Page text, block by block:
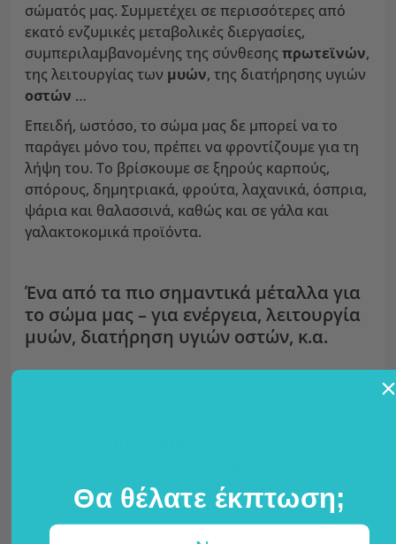
σώματός μας. Συμμετέχει σε περισσότερες από
εκατό ενζυμικές μεταβολικές διεργασίες,
συμπεριλαμβανομένης της σύνθεσης πρωτεϊνών,
της λειτουργίας των μυών, της διατήρησης υγιών
οστών …
Επειδή, ωστόσο, το σώμα μας δε μπορεί να το
παράγει μόνο του, πρέπει να φροντίζουμε για τη
λήψη του. Το βρίσκουμε σε ξηρούς καρπούς,
σπόρους, δημητριακά, φρούτα, λαχανικά, όσπρια,
ψάρια και θαλασσινά, καθώς και σε γάλα και
γαλακτοκομικά προϊόντα.
Ένα από τα πιο σημαντικά μέταλλα για
το σώμα μας – για ενέργεια, λειτουργία
μυών, διατήρηση υγιών οστών, κ.α.
οποίο συνδυάστηκαν 5 μορφές μαγνησίου:
δικιτρικό τρι-μαγνήσιο,
Θα θέλατε έκπτωση;